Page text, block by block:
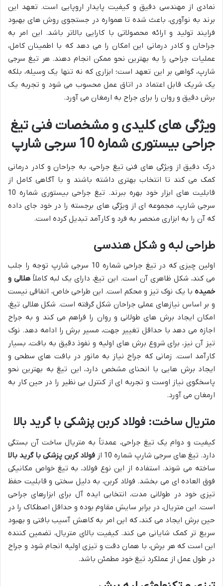
نمادی از مهندسی دقیق و کیفیت پایدار اروپایی است. تعهد این
برند به نوآوری، باعث شده تا همواره در جستجوی روش های بهبود
فرایند تولید و ارائه محصولاتی با کارایی بالاتر باشد. این امر به
جراحان و کادر درمانی این امکان را می دهد که با اطمینان کامل،
عملیات جراحی را به بهترین نحو ممکن انجام دهند. هر تیغ سرجی
شارپ، گواهی بر این تعهد است؛ ابزاری که نه تنها یک وسیله، بلکه
یک شریک قابل اعتماد در اتاق عمل محسوب می شود و تجربه یک
برش دقیق و روان را برای جراح به ارمغان می آورد.
ویژگی های کلیدی و مشخصات فنی تیغ
جراحی بیستوری شماره 10 سرجی شارپ
درک دقیق از ویژگی های فنی تیغ جراحی، به جراحان و کادر درمانی
کمک می کند تا انتخاب بهتری داشته باشند و با آگاهی کامل از
قابلیت های ابزار خود بهره ببرند. تیغ جراحی بیستوری شماره 10
سرجی شارپ، مجموعه ای از ویژگی های برجسته را در خود جای داده
که آن را به ابزاری منحصر به فرد و کارآمد تبدیل کرده است.
طراحی لبه و شکل هندسی
اولین چیزی که در تیغ جراحی شماره 10 سرجی شارپ توجه را جلب
می کند، شکل ظاهری آن است. این تیغ، دارای یک لبه کاملاً هلالی و
خمیده با یک نوک تیز و محکم است. این طراحی خاص، اتفاقی نیست
و بر اساس نیازهای عملی جراحان شکل گرفته است. شکل هلالی تیغ،
امکان ایجاد برش های طولانی و روان را فراهم می کند و به جراح
اجازه می دهد با حداقل تغییر جهت، مسیر برش را ادامه دهد. نوک
تیز آن نیز، برای شروع برش های اولیه و نفوذ دقیق به بافت، بسیار
کارآمد است. زمانی که جراح نیاز به مانور در بافت های سطحی و
ایجاد برش هایی با انحنای مشخص دارد، این تیغ به بهترین نحو
پاسخگوی نیاز اوست و تجربه ای از کنترل بی نظیر را در حین کار به
ارمغان می آورد.
متریال ساخت: فولاد کربن پزشکی با گرید بالا
کیفیت و دوام یک تیغ جراحی، عمدتاً به متریال ساخت آن بستگی
دارد. تیغ های سرجی شارپ شماره 10 از
فولاد کربن پزشکی با گرید بالا
ساخته می شوند. استفاده از این نوع فولاد، به تیغ خواص مکانیکی
فوق العاده ای می بخشد. فولاد کربن، به دلیل سختی و قابلیت حفظ
تیزی خود در طولانی مدت، انتخابی ایده آل برای ابزارهای جراحی
است. این متریال، در برابر سایش مقاوم بوده و حداقل اصطکاک را در
حین برش ایجاد می کند، که این امر به کاهش آسیب بافتی و بهبود
سریع تر کمک شایانی می کند. کیفیت بالای متریال، تضمین کننده
این است که هر برش، با همان دقت و تیزی اولیه انجام شود و جراح
در طول عمل از عملکرد تیغ خود مطمئن باشد.